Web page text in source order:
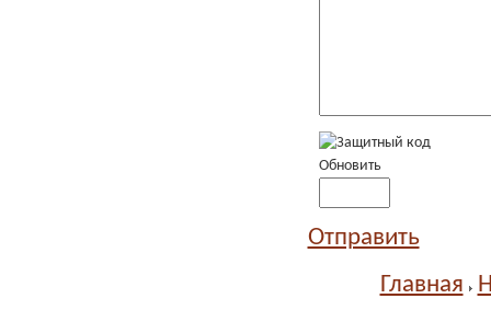
Обновить
Отправить
Главная